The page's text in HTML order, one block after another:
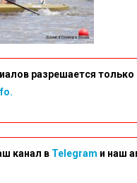
разрешается
канал в Telegram и наш